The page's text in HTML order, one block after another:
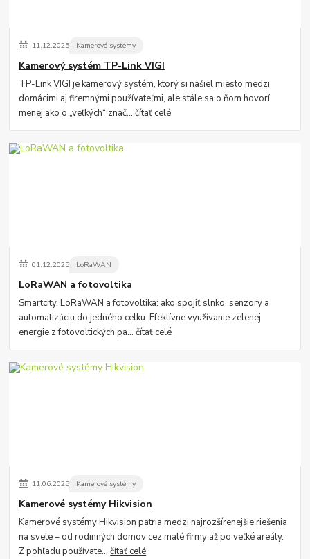
11.12.2025 Kamerové systémy
Kamerový systém TP-Link VIGI
TP-Link VIGI je kamerový systém, ktorý si našiel miesto medzi
domácimi aj firemnými používateľmi, ale stále sa o ňom hovorí
menej ako o „veľkých“ znač...čítať celé
01.12.2025 LoRaWAN
LoRaWAN a fotovoltika
Smartcity, LoRaWAN a fotovoltika: ako spojiť slnko, senzory a
automatizáciu do jedného celku. Efektívne využívanie zelenej
energie z fotovoltických pa...čítať celé
11.06.2025 Kamerové systémy
Kamerové systémy Hikvision
Kamerové systémy Hikvision patria medzi najrozšírenejšie riešenia
na svete – od rodinných domov cez malé firmy až po veľké areály.
Z pohľadu používate...čítať celé